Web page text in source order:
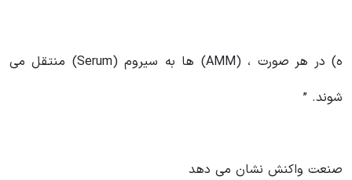
ه) در هر صورت ، (AMM) ها به سیروم (Serum) منتقل می
شوند. ”
صنعت واکنش نشان می دهد